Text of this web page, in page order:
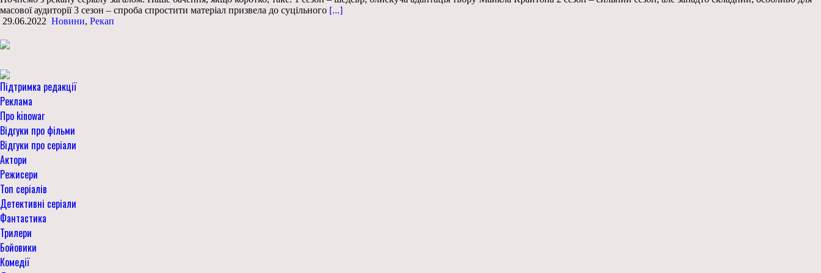
масової аудиторії 3 сезон – спроба спростити матеріал призвела до суцільного [...]
29.06.2022 Новини, Рекап
Підтримка редакції
Реклама
Про kinowar
Відгуки про фільми
Відгуки про серіали
Актори
Режисери
Топ серіалів
Детективні серіали
Фантастика
Трилери
Бойовики
Комедії